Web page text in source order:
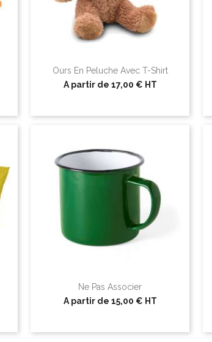
Ours En Peluche Avec T-Shirt
A partir de 17,00 € HT
Ne Pas Associer
A partir de 15,00 € HT